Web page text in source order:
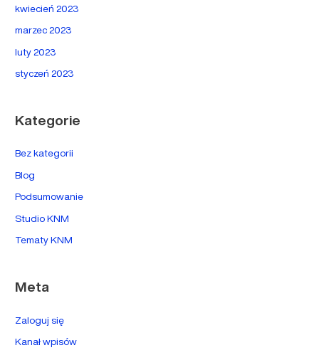
kwiecień 2023
marzec 2023
luty 2023
styczeń 2023
Kategorie
Bez kategorii
Blog
Podsumowanie
Studio KNM
Tematy KNM
Meta
Zaloguj się
Kanał wpisów